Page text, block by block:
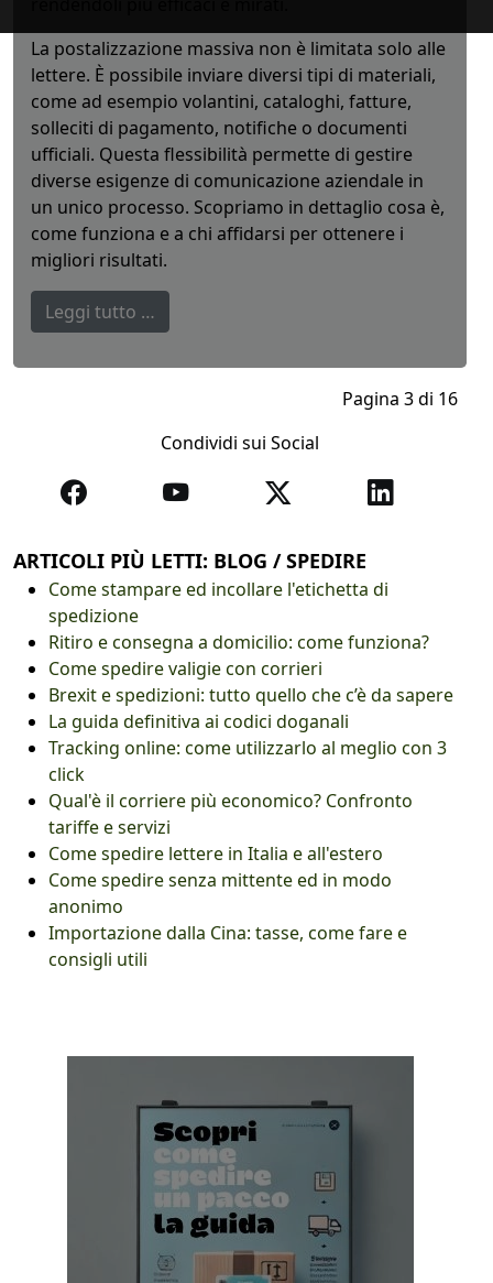
La postalizzazione massiva non è limitata solo alle
lettere. È possibile inviare diversi tipi di materiali,
come ad esempio volantini, cataloghi, fatture,
solleciti di pagamento, notifiche o documenti
ufficiali. Questa flessibilità permette di gestire
diverse esigenze di comunicazione aziendale in
un unico processo. Scopriamo in dettaglio cosa è,
come funziona e a chi affidarsi per ottenere i
migliori risultati.
Leggi tutto …
Pagina 3 di 16
Condividi sui Social
ARTICOLI PIÙ LETTI: BLOG / SPEDIRE
Come stampare ed incollare l'etichetta di
spedizione
Ritiro e consegna a domicilio: come funziona?
Come spedire valigie con corrieri
Brexit e spedizioni: tutto quello che c’è da sapere
La guida definitiva ai codici doganali
Tracking online: come utilizzarlo al meglio con 3
click
Qual'è il corriere più economico? Confronto
tariffe e servizi
Come spedire lettere in Italia e all'estero
Come spedire senza mittente ed in modo
anonimo
Importazione dalla Cina: tasse, come fare e
consigli utili